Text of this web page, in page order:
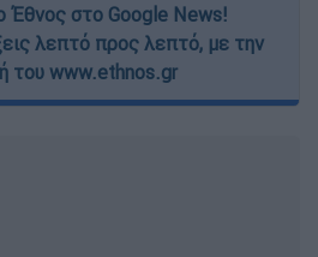
Έθνος στο Google News!
λεπτό προς λεπτό, με την
του www.ethnos.gr